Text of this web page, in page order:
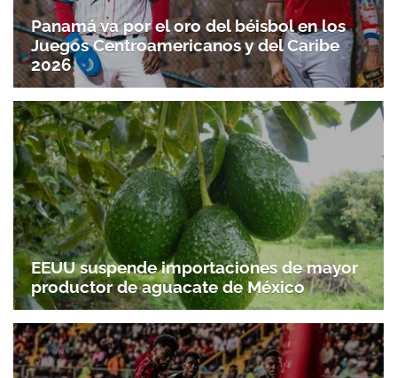
Panamá va por el oro del béisbol en los
Juegos Centroamericanos y del Caribe
2026
EEUU suspende importaciones de mayor
productor de aguacate de México